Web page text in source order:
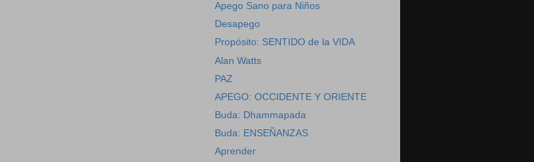
Apego Sano para Niños
Desapego
Propósito: SENTIDO de la VIDA
Alan Watts
PAZ
APEGO: OCCIDENTE Y ORIENTE
Buda: Dhammapada
Buda: ENSEÑANZAS
Aprender